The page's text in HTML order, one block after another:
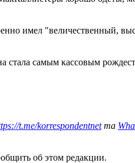
имел "величественный,
стала самым кассовым
t.me/korrespondentnetта
об этом редакции.